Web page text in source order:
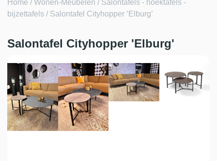
Home /Wonen-Meubelen / Salontafels - hoektafels -
bijzettafels / Salontafel Cityhopper ‘Elburg’
Salontafel Cityhopper 'Elburg'